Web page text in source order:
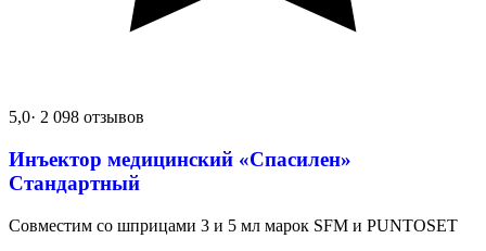
5,0· 2 098 отзывов
Инъектор медицинский «Спасилен»
Стандартный
Совместим со шприцами 3 и 5 мл марок SFM и PUNTOSET